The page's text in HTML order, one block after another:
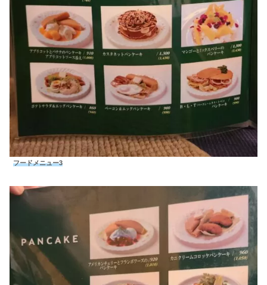
フードメニュー3